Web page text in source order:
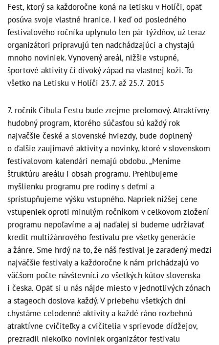
Fest, ktorý sa každoročne koná na letisku v Holíči, opäť
posúva svoje vlastné hranice. I keď od posledného
festivalového ročníka uplynulo len pár týždňov, už teraz
organizátori pripravujú ten nadchádzajúci a chystajú
mnoho noviniek. Vynovený areál, nižšie vstupné,
športové aktivity či divoký západ na vlastnej koži. To
všetko na Letisku v Holíči 23.7. až 25.7. 2015
7. ročník Cibula Festu bude zrejme prelomový. Atraktívny
hudobný program, ktorého súčasťou sú každý rok
najväčšie české a slovenské hviezdy, bude doplnený
o ďalšie zaujímavé aktivity a novinky, ktoré v slovenskom
festivalovom kalendári nemajú obdobu. „Meníme
štruktúru areálu i obsah programu. Prehlbujeme
myšlienku programu pre rodiny s deťmi a
sprístupňujeme výšku vstupného. Napriek nižšej cene
vstupeniek oproti minulým ročníkom v celkovom zložení
programu nepoľavíme a aj naďalej si budeme udržiavať
kredit multižánrového festivalu pre všetky generácie
a žánre. Sme hrdý na to, že náš festival je zaradený medzi
najväčšie festivaly a každoročne k nám prichádzajú vo
väčšom počte návštevníci zo všetkých kútov slovenska
i česka. Opäť si u nás nájde miesto v jednotlivých zónach
a stageoch doslova každý. V priebehu všetkých dní
chystáme celodenné aktivity a každé ráno rozbehnú
atraktívne cvičiteľky a cvičitelia v sprievode dídžejov,
prezradil niekoľko noviniek organizátor festivalu